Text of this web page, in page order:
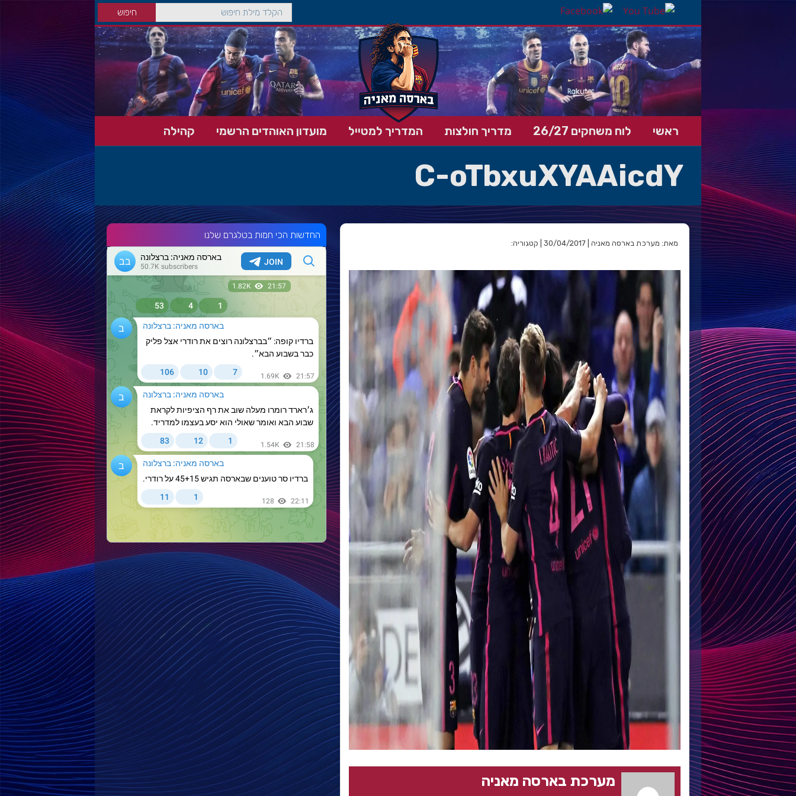
ראשי לוח משחקים 26/27 מדריך חולצות המדריך למטייל מועדון האוהדים הרשמי קהילה
C-oTbxuXYAAicdY
מאת: מערכת בארסה מאניה | 30/04/2017 | קטגוריה:
מערכת בארסה מאניה
החדשות הכי חמות בטלגרם שלנו